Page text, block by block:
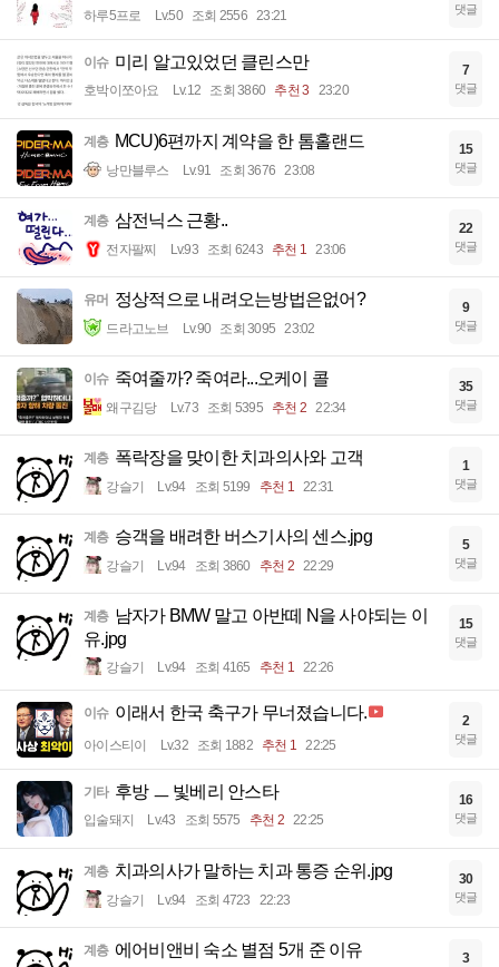
하루5프로 Lv.50 조회 2556 23:21 댓글
이슈 미리 알고있었던 클린스만
호박이쪼아요 Lv.12 조회 3860 추천 3 23:20
7
댓글
계층 MCU)6편까지 계약을 한 톰홀랜드
낭만블루스 Lv.91 조회 3676 23:08
15
댓글
계층 삼전닉스 근황..
전자팔찌 Lv.93 조회 6243 추천 1 23:06
22
댓글
유머 정상적으로 내려오는방법은없어?
드라고노브 Lv.90 조회 3095 23:02
9
댓글
이슈 죽여줄까? 죽여라...오케이 콜
왜구김당 Lv.73 조회 5395 추천 2 22:34
35
댓글
계층 폭락장을 맞이한 치과의사와 고객
강슬기 Lv.94 조회 5199 추천 1 22:31
1
댓글
계층 승객을 배려한 버스기사의 센스.jpg
강슬기 Lv.94 조회 3860 추천 2 22:29
5
댓글
계층 남자가 BMW 말고 아반떼 N을 사야되는 이
유.jpg
강슬기 Lv.94 조회 4165 추천 1 22:26
15
댓글
이슈 이래서 한국 축구가 무너졌습니다.
아이스티이 Lv.32 조회 1882 추천 1 22:25
2
댓글
기타 후방 ㅡ 빛베리 안스타
입술돼지 Lv.43 조회 5575 추천 2 22:25
16
댓글
계층 치과의사가 말하는 치과 통증 순위.jpg
강슬기 Lv.94 조회 4723 22:23
30
댓글
계층 에어비앤비 숙소 별점 5개 준 이유 3